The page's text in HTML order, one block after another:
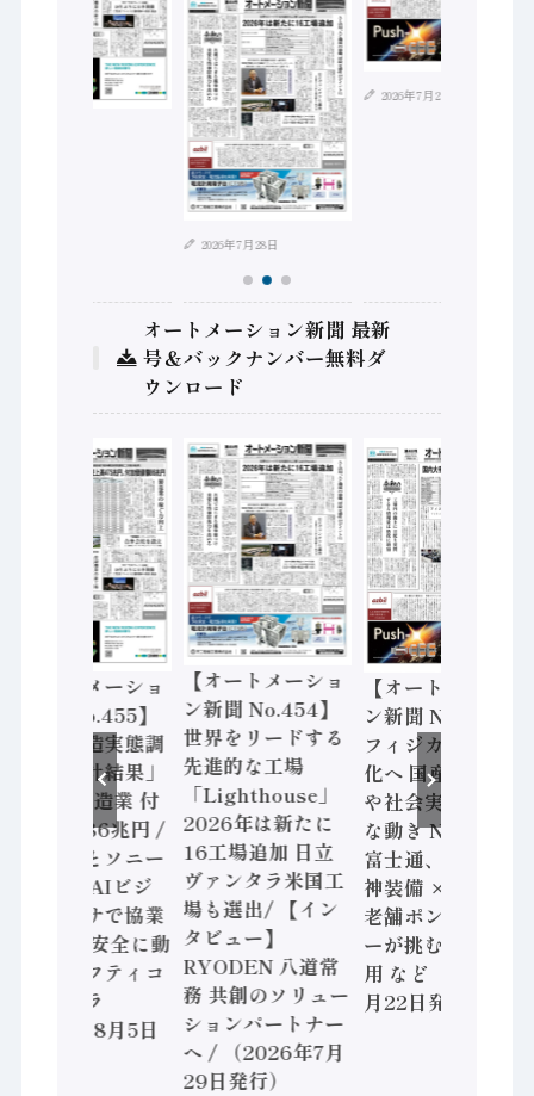
2026年7月28日
2026年7月21日
オートメーション新聞 最新
号＆バックナンバー無料ダ
ウンロード
【オートメーショ
ン新聞 No.455】
「経済構造実態調
査二次集計結果」
2024年製造業 付
加価値額86兆円 /
三菱電機とソニー
セミコン AIビジ
ョンセンサで協業
/ IDEC、安全に動
かすセーフティコ
ントローラ
（2026年8月5日
【オートメーショ
ン新聞 No.454】
世界をリードする
先進的な工場
「Lighthouse」
2026年は新たに
16工場追加 日立
ヴァンタラ米国工
場も選出/ 【イン
タビュー】
RYODEN 八道常
務 共創のソリュー
ションパートナー
へ / （2026年7月
29日発行）
【オートメーショ
ン新聞 No.453】
フィジカルAI本格
化へ 国産AI開発
や社会実装に活発
な動き Noetra、
富士通、日立 / 兵
神装備 × HMS、
老舗ポンプメーカ
ーが挑むデータ活
用 など（2026年7
月22日発行）